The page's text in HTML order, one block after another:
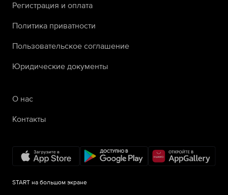
Регистрация и оплата
Политика приватности
Пользовательское соглашение
Юридические документы
О нас
Контакты
START на большом экране